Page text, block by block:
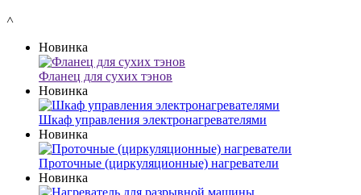
˄
Новинка
Фланец для сухих тэнов
Новинка
Шкаф управления электронагревателями
Новинка
Проточные (циркуляционные) нагреватели
Новинка